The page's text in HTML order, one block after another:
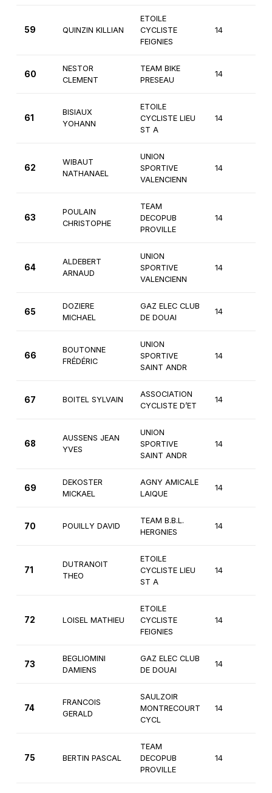
59 QUINZIN KILLIAN
ETOILE
CYCLISTE
FEIGNIES
14
60
NESTOR
CLEMENT
TEAM BIKE
PRESEAU
14
61
BISIAUX
YOHANN
ETOILE
CYCLISTE LIEU
ST A
14
62
WIBAUT
NATHANAEL
UNION
SPORTIVE
VALENCIENN
14
63
POULAIN
CHRISTOPHE
TEAM
DECOPUB
PROVILLE
14
64
ALDEBERT
ARNAUD
UNION
SPORTIVE
VALENCIENN
14
65
DOZIERE
MICHAEL
GAZ ELEC CLUB
DE DOUAI
14
66
BOUTONNE
FRÉDÉRIC
UNION
SPORTIVE
SAINT ANDR
14
67 BOITEL SYLVAIN
ASSOCIATION
CYCLISTE D’ET
14
68
AUSSENS JEAN
YVES
UNION
SPORTIVE
SAINT ANDR
14
69
DEKOSTER
MICKAEL
AGNY AMICALE
LAIQUE
14
70 POUILLY DAVID
TEAM B.B.L.
HERGNIES
14
71
DUTRANOIT
THEO
ETOILE
CYCLISTE LIEU
ST A
14
72 LOISEL MATHIEU
ETOILE
CYCLISTE
FEIGNIES
14
73
BEGLIOMINI
DAMIENS
GAZ ELEC CLUB
DE DOUAI
14
74
FRANCOIS
GERALD
SAULZOIR
MONTRECOURT
CYCL
14
75 BERTIN PASCAL
TEAM
DECOPUB
PROVILLE
14